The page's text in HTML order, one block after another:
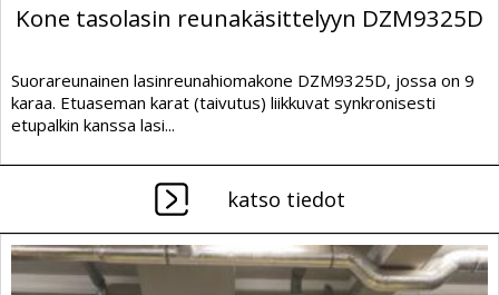
Kone tasolasin reunakäsittelyyn DZM9325D
Suorareunainen lasinreunahiomakone DZM9325D, jossa on 9
karaa. Etuaseman karat (taivutus) liikkuvat synkronisesti
etupalkin kanssa lasi...
katso tiedot